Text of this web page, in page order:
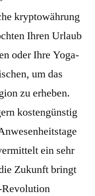
kryptowährung
Ihren Urlaub
oder Ihre Yoga-
um das
zu erheben.
kostengünstig
ein sehr
Zukunft bringt